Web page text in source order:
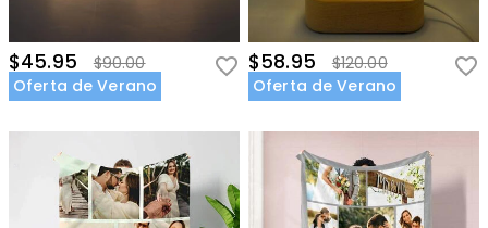
$45.95
$90.00
Oferta de Verano
$58.95
$120.00
Oferta de Verano